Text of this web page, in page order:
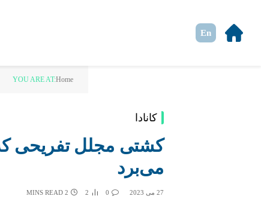
En
YOU ARE AT:Home
کانادا
کشتی مجلل تفریحی که
می‌برد
27 می 2023 0
2
2 MINS READ